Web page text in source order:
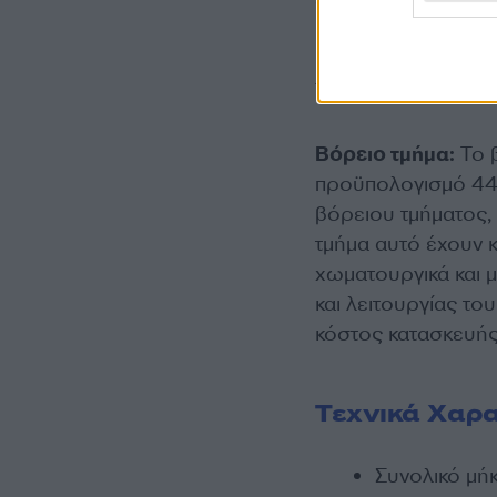
κατασκευή τους
780 άτομα
Βόρειο τμήμα: Το
προϋπολογισμό
βόρειου
τμήμα αυτό έχουν
χωματουργικά και
και λειτουργίας
κόστος
Τεχνικά
Συνολικό